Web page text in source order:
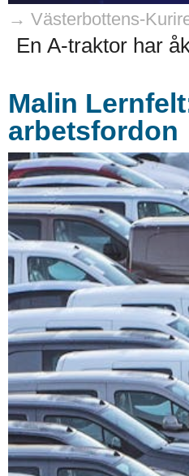
→ Västerbottens-
En A-traktor har
Malin
arbetsfordon